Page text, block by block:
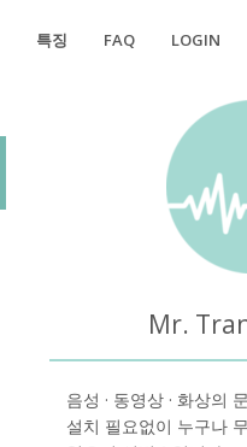
특징 FAQ LOGIN
Mr.
음성 · 동영상 · 화상의
설치 필요없이 누구나